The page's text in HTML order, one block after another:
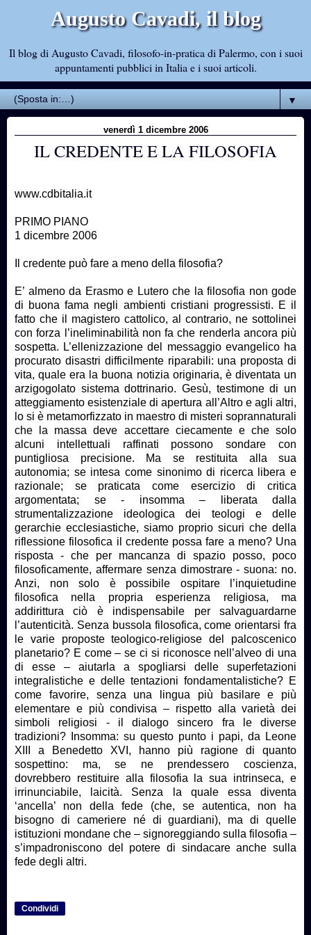
Augusto Cavadi, il blog
Il blog di Augusto Cavadi, filosofo-in-pratica di Palermo, con i suoi
appuntamenti pubblici in Italia e i suoi articoli.
▼
venerdì 1 dicembre 2006
IL CREDENTE E LA FILOSOFIA
www.cdbitalia.it
PRIMO PIANO
1 dicembre 2006
Il credente può fare a meno della filosofia?
E’ almeno da Erasmo e Lutero che la filosofia non gode
di buona fama negli ambienti cristiani progressisti. E il
fatto che il magistero cattolico, al contrario, ne sottolinei
con forza l’ineliminabilità non fa che renderla ancora più
sospetta. L’ellenizzazione del messaggio evangelico ha
procurato disastri difficilmente riparabili: una proposta di
vita, quale era la buona notizia originaria, è diventata un
arzigogolato sistema dottrinario. Gesù, testimone di un
atteggiamento esistenziale di apertura all’Altro e agli altri,
lo si è metamorfizzato in maestro di misteri soprannaturali
che la massa deve accettare ciecamente e che solo
alcuni intellettuali raffinati possono sondare con
puntigliosa precisione. Ma se restituita alla sua
autonomia; se intesa come sinonimo di ricerca libera e
razionale; se praticata come esercizio di critica
argomentata; se - insomma – liberata dalla
strumentalizzazione ideologica dei teologi e delle
gerarchie ecclesiastiche, siamo proprio sicuri che della
riflessione filosofica il credente possa fare a meno? Una
risposta - che per mancanza di spazio posso, poco
filosoficamente, affermare senza dimostrare - suona: no.
Anzi, non solo è possibile ospitare l’inquietudine
filosofica nella propria esperienza religiosa, ma
addirittura ciò è indispensabile per salvaguardarne
l’autenticità. Senza bussola filosofica, come orientarsi fra
le varie proposte teologico-religiose del palcoscenico
planetario? E come – se ci si riconosce nell’alveo di una
di esse – aiutarla a spogliarsi delle superfetazioni
integralistiche e delle tentazioni fondamentalistiche? E
come favorire, senza una lingua più basilare e più
elementare e più condivisa – rispetto alla varietà dei
simboli religiosi - il dialogo sincero fra le diverse
tradizioni? Insomma: su questo punto i papi, da Leone
XIII a Benedetto XVI, hanno più ragione di quanto
sospettino: ma, se ne prendessero coscienza,
dovrebbero restituire alla filosofia la sua intrinseca, e
irrinunciabile, laicità. Senza la quale essa diventa
‘ancella’ non della fede (che, se autentica, non ha
bisogno di cameriere né di guardiani), ma di quelle
istituzioni mondane che – signoreggiando sulla filosofia –
s’impadroniscono del potere di sindacare anche sulla
fede degli altri.
Condividi